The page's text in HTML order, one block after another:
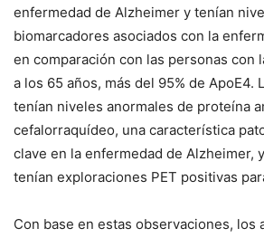
enfermedad de Alzheimer y tenían
biomarcadores asociados con la
en comparación con las personas con
a los 65 años, más del 95% de ApoE4.
tenían niveles anormales de proteína
cefalorraquídeo, una característica
clave en la enfermedad de Alzheimer,
tenían exploraciones PET positivas
Con base en estas observaciones, los